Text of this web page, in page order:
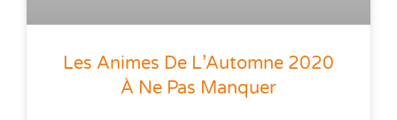
Les Animes De L’Automne 2020
À Ne Pas Manquer